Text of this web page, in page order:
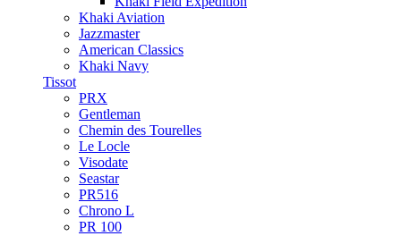
Khaki Aviation
Jazzmaster
American Classics
Khaki Navy
Tissot
PRX
Gentleman
Chemin des Tourelles
Le Locle
Visodate
Seastar
PR516
Chrono L
PR 100